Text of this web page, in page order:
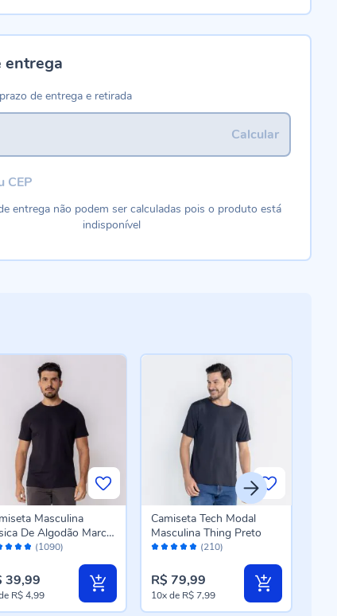
entrega
de entrega e retirada
Calcular
CEP
entrega não podem ser calculadas pois o produto está
indisponível
(1090)
Masculina
De Algodão Marc
Preto
39,99
R$ 4,99
Avaliação: (210)
Camiseta Tech Modal
Masculina Thing Preto
R$ 79,99
10xde R$ 7,99